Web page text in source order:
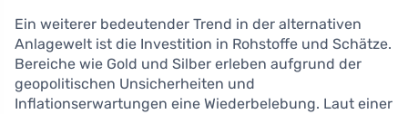
Ein weiterer bedeutender Trend in der alternativen
Anlagewelt ist die Investition in Rohstoffe und Schätze.
Bereiche wie Gold und Silber erleben aufgrund der
geopolitischen Unsicherheiten und
Inflationserwartungen eine Wiederbelebung. Laut einer